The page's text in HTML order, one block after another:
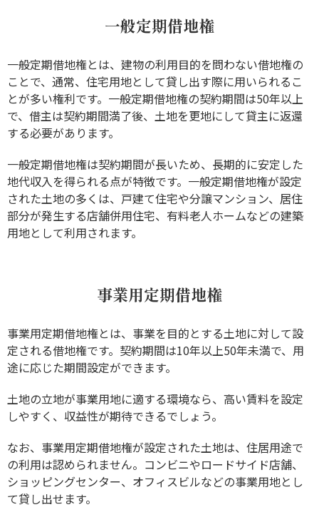
一般定期借地権
一般定期借地権とは、建物の利用目的を問わない借地権の
ことで、通常、住宅用地として貸し出す際に用いられるこ
とが多い権利です。一般定期借地権の契約期間は50年以上
で、借主は契約期間満了後、土地を更地にして貸主に返還
する必要があります。
一般定期借地権は契約期間が長いため、長期的に安定した
地代収入を得られる点が特徴です。一般定期借地権が設定
された土地の多くは、戸建て住宅や分譲マンション、居住
部分が発生する店舗併用住宅、有料老人ホームなどの建築
用地として利用されます。
事業用定期借地権
事業用定期借地権とは、事業を目的とする土地に対して設
定される借地権です。契約期間は10年以上50年未満で、用
途に応じた期間設定ができます。
土地の立地が事業用地に適する環境なら、高い賃料を設定
しやすく、収益性が期待できるでしょう。
なお、事業用定期借地権が設定された土地は、住居用途で
の利用は認められません。コンビニやロードサイド店舗、
ショッピングセンター、オフィスビルなどの事業用地とし
て貸し出せます。